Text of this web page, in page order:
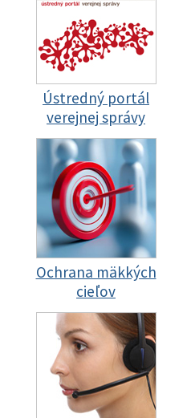
Ústredný portál
verejnej správy
Ochrana mäkkých
cieľov